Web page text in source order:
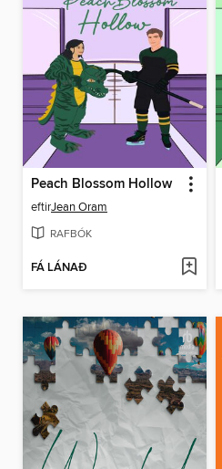
Peach Blossom Hollow
eftirJean Oram
RAFBÓK
FÁ LÁNAÐ